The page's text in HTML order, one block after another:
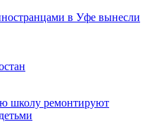
в Уфе вынесли
школу ремонтируют